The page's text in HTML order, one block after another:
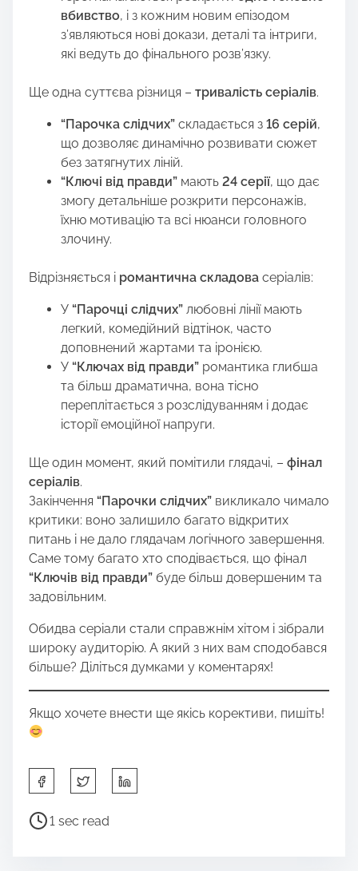
вбивство, і з кожним новим епізодом
з’являються нові докази, деталі та інтриги,
які ведуть до фінального розв’язку.
Ще одна суттєва різниця – тривалість серіалів.
“Парочка слідчих” складається з 16 серій,
що дозволяє динамічно розвивати сюжет
без затягнутих ліній.
“Ключі від правди” мають 24 серії, що дає
змогу детальніше розкрити персонажів,
їхню мотивацію та всі нюанси головного
злочину.
Відрізняється і романтична складова серіалів:
У “Парочці слідчих” любовні лінії мають
легкий, комедійний відтінок, часто
доповнений жартами та іронією.
У “Ключах від правди” романтика глибша
та більш драматична, вона тісно
переплітається з розслідуванням і додає
історії емоційної напруги.
Ще один момент, який помітили глядачі, – фінал
серіалів.
Закінчення “Парочки слідчих” викликало чимало
критики: воно залишило багато відкритих
питань і не дало глядачам логічного завершення.
Саме тому багато хто сподівається, що фінал
“Ключів від правди” буде більш довершеним та
задовільним.
Обидва серіали стали справжнім хітом і зібрали
широку аудиторію. А який з них вам сподобався
більше? Діліться думками у коментарях!
Якщо хочете внести ще якісь корективи, пишіть!
h
a
P
o
1 sec read